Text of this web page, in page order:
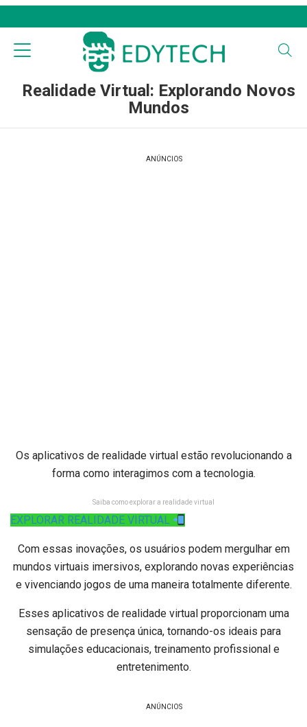
Realidade Virtual: Explorando Novos
Mundos
ANÚNCIOS
Os aplicativos de realidade virtual estão revolucionando a
forma como interagimos com a tecnologia.
Saiba como explorar a realidade virtual
EXPLORAR REALIDADE VIRTUAL
Com essas inovações, os usuários podem mergulhar em
mundos virtuais imersivos, explorando novas experiências
e vivenciando jogos de uma maneira totalmente diferente.
Esses aplicativos de realidade virtual proporcionam uma
sensação de presença única, tornando-os ideais para
simulações educacionais, treinamento profissional e
entretenimento.
ANÚNCIOS